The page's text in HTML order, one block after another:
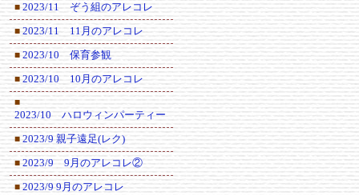
■ 2023/11 ぞう組のアレコレ
■ 2023/11 11月のアレコレ
■ 2023/10 保育参観
■ 2023/10 10月のアレコレ
■
2023/10 ハロウィンパーティー
■ 2023/9 親子遠足(レク)
■ 2023/9 9月のアレコレ②
■ 2023/9 9月のアレコレ